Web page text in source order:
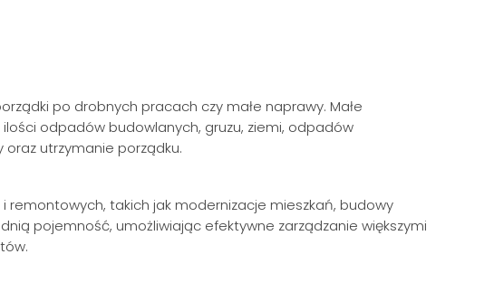
po drobnych pracach czy małe naprawy. Małe
odpadów budowlanych, gruzu, ziemi, odpadów
oraz utrzymanie porządku.
remontowych, takich jak modernizacje mieszkań, budowy
pojemność, umożliwiając efektywne zarządzanie większymi